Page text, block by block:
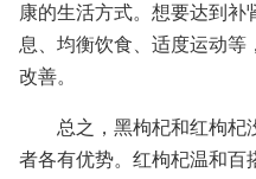
康的生活方式。想要达到
息、均衡饮食、适度运动等
改善。
总之，黑枸杞和红枸杞
者各有优势。红枸杞温和百